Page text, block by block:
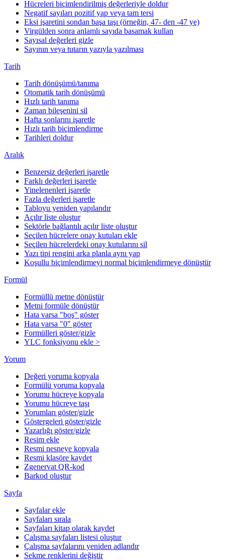
Hücreleri biçimlendirilmiş değerleriyle doldur
Negatif sayıları pozitif yap veya tam tersi
Eksi işaretini sondan başa taşı (örneğin, 47- den -47 ye)
Virgülden sonra anlamlı sayıda basamak kullan
Sayısal değerleri gizle
Sayının veya tutarın yazıyla yazılması
Tarih
Tarih dönüşümü/tanıma
Otomatik tarih dönüşümü
Hızlı tarih tanıma
Zaman bileşenini sil
Hafta sonlarını işaretle
Hızlı tarih biçimlendirme
Tarihleri doldur
Aralık
Benzersiz değerleri işaretle
Farklı değerleri işaretle
Yinelenenleri işaretle
Fazla değerleri işaretle
Tabloyu yeniden yapılandır
Açılır liste oluştur
Sektörle bağlantılı açılır liste oluştur
Seçilen hücrelere onay kutuları ekle
Seçilen hücrelerdeki onay kutularını sil
Yazı tipi rengini arka planla aynı yap
Koşullu biçimlendirmeyi normal biçimlendirmeye dönüştür
Formül
Formüllü metne dönüştür
Metni formüle dönüştür
Hata varsa "boş" göster
Hata varsa "0" göster
Formülleri göster/gizle
YLC fonksiyonu ekle >
Yorum
Değeri yoruma kopyala
Formülü yoruma kopyala
Yorumu hücreye kopyala
Yorumu hücreye taşı
Yorumları göster/gizle
Göstergeleri göster/gizle
Yazarlığı göster/gizle
Resim ekle
Resmi nesneye kopyala
Resmi klasöre kaydet
Zgenervat QR-kod
Barkod oluştur
Sayfa
Sayfalar ekle
Sayfaları sırala
Sayfaları kitap olarak kaydet
Çalışma sayfaları listesi oluştur
Çalışma sayfalarını yeniden adlandır
Sekme renklerini değiştir